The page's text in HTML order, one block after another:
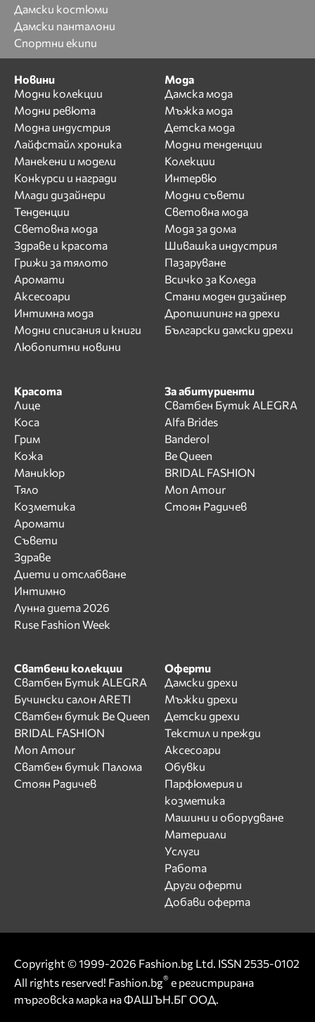
Дамски костюми
Дамски панталони
Спортни екипи
Новини
Модни колекции
Модни ревюта
Модна индустрия
Лайфстайл хроника
Манекени и модели
Конкурси и награди
Млади дизайнери
Тенденции
Световна мода
Здраве и красота
Грижи за тялото
Аромати
Аксесоари
Интимна мода
Модни списания и книги
Любопитни новини
Мода
Дамска мода
Мъжка мода
Детска мода
Модни тенденции
Колекции
Интервю
Модни съвети
Световна мода
Мода за дома
Шивашка индустрия
Пазаруване
Всичко за Коледа
Стани моден дизайнер
Дропшипинг на дрехи
Български дамски дрехи
Красота
Лице
Коса
Грим
Кожа
Маникюр
Тяло
Козметика
Аромати
Съвети
Здраве
Диети и отслабване
Интимно
Лунна диета 2026
Ruse Fashion Week
За абитуриенти
Сватбен Бутик ALEGRA
Alfa Brides
Banderol
Be Queen
BRIDAL FASHION
Mon Amour
Стоян Радичев
Сватбени колекции
Сватбен Бутик ALEGRA
Бучински салон ARETI
Сватбен бутик Be Queen
BRIDAL FASHION
Mon Amour
Сватбен бутик Палома
Стоян Радичев
Оферти
Дамски дрехи
Мъжки дрехи
Детски дрехи
Текстил и прежди
Аксесоари
Обувки
Парфюмерия и
козметика
Машини и оборудване
Материали
Услуги
Работа
Други оферти
Добави оферта
Copyright © 1999-2026 Fashion.bg Ltd. ISSN 2535-0102
All rights reserved! Fashion.bg® е регистрирана
търговска марка на ФАШЪН.БГ ООД.